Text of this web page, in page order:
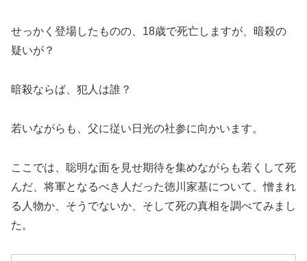
せっかく登場したものの、18歳で死亡しますが、暗殺の
疑いが？
暗殺ならば、犯人は誰？
若いながらも、父に従い日光の社参に向かいます。
ここでは、聡明な面を見せ期待を集めながらも若くして死
んだ、将軍となるべき人だった徳川家基について、憎まれ
る人物か、そうでないか、そして死の真相を調べてみまし
た。